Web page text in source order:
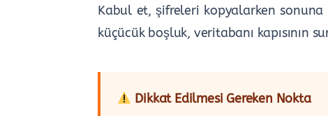
Kabul et, şifreleri kopyalarken
küçücük boşluk, veritabanı kapısının
Dikkat Edilmesi Gereken Nokta